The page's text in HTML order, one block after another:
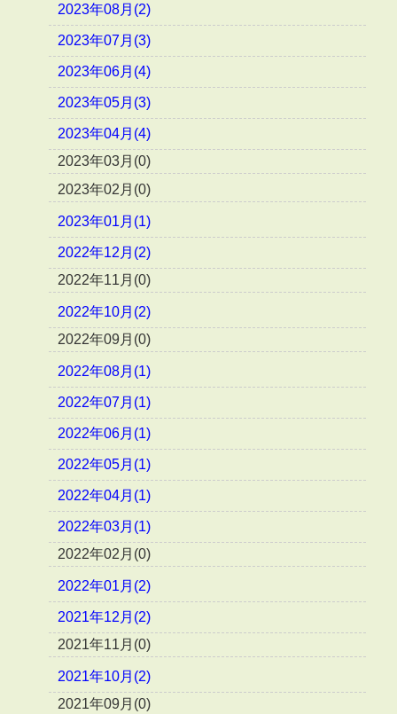
2023年08月(2)
2023年07月(3)
2023年06月(4)
2023年05月(3)
2023年04月(4)
2023年03月(0)
2023年02月(0)
2023年01月(1)
2022年12月(2)
2022年11月(0)
2022年10月(2)
2022年09月(0)
2022年08月(1)
2022年07月(1)
2022年06月(1)
2022年05月(1)
2022年04月(1)
2022年03月(1)
2022年02月(0)
2022年01月(2)
2021年12月(2)
2021年11月(0)
2021年10月(2)
2021年09月(0)